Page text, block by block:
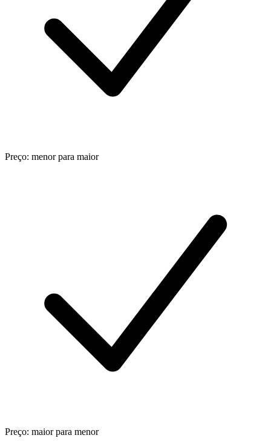
Preço: menor para maior
Preço: maior para menor